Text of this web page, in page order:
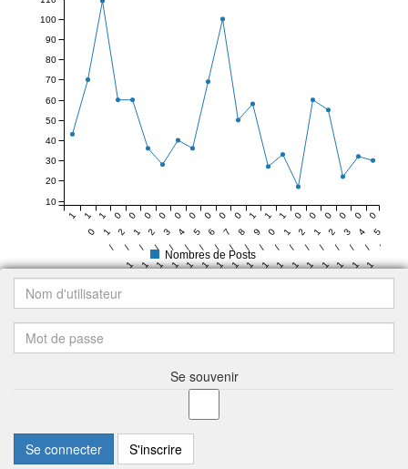
1
0
/
1
3
1
1
/
1
3
1
2
/
1
3
0
1
/
1
4
0
2
/
1
4
0
3
/
1
4
0
4
/
1
4
0
5
/
1
4
0
6
/
1
4
0
7
/
1
4
0
8
/
1
4
0
9
/
1
4
1
0
/
1
4
1
1
/
1
4
1
2
/
1
4
0
1
/
1
5
0
2
/
1
5
0
3
/
1
0
4
/
1
0
5
0
10
20
30
40
50
60
70
80
90
100
Nombres de Posts
Se souvenir
Se connecter S'inscrire